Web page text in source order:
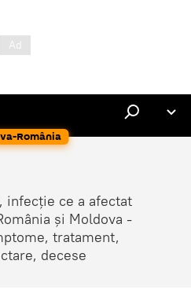
România
infecție ce a afectat
și Moldova -
tratament,
decese